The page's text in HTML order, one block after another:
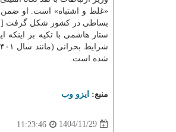
بساطی در کشور شکل گرفت
ستار هاشمی با تکیه بر
شرایط بحرانی (مانند سال ۱۴۰۱ یا ۱۴۰۴) نیز نتوانسته مدیریت صحنه را ضمانت کند و تنها سبب لطمه به مردم، کسب و کارها و
شده است.
منبع: ایزو وب
1404/11/29
11:23:46